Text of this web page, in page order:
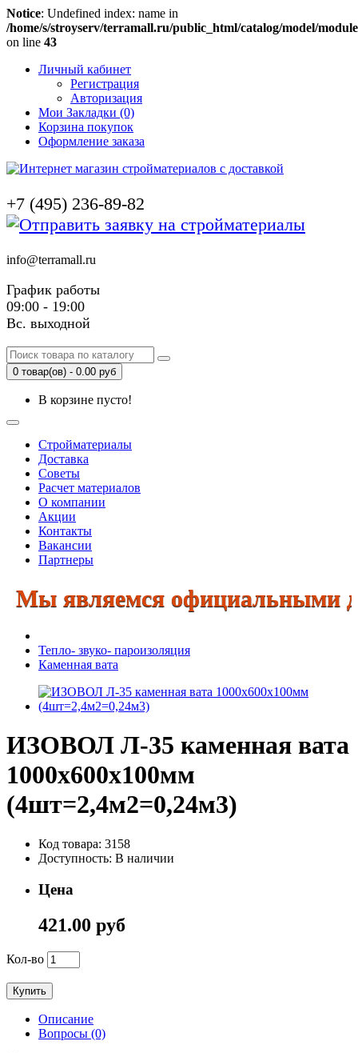
Notice: Undefined index: name in
/home/s/stroyserv/terramall.ru/public_html/catalog/model/
on line 43
Личный кабинет
Регистрация
Авторизация
Мои Закладки (0)
Корзина покупок
Оформление заказа
+7 (495) 236-89-82
info@terramall.ru
График работы
09:00 - 19:00
Вс. выходной
0 товар(ов) - 0.00 руб
В корзине пусто!
Стройматериалы
Доставка
Советы
Расчет материалов
О компании
Акции
Контакты
Вакансии
Партнеры
Мы являемся официальными
Тепло- звуко- пароизоляция
Каменная вата
ИЗОВОЛ Л-35 каменная вата
1000х600х100мм
(4шт=2,4м2=0,24м3)
Код товара: 3158
Доступность: В наличии
Цена
421.00 руб
Кол-во
Купить
Описание
Вопросы (0)